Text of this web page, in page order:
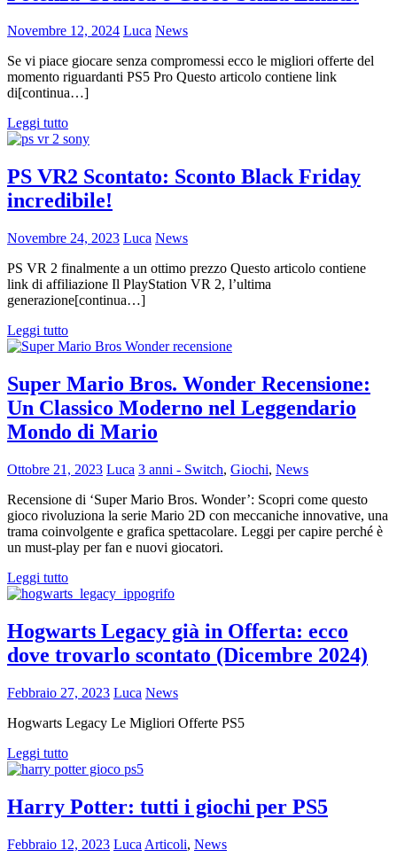
Novembre 12, 2024 Luca News
Se vi piace giocare senza compromessi ecco le migliori offerte del
momento riguardanti PS5 Pro Questo articolo contiene link
di[continua…]
Leggi tutto
PS VR2 Scontato: Sconto Black Friday
incredibile!
Novembre 24, 2023 Luca News
PS VR 2 finalmente a un ottimo prezzo Questo articolo contiene
link di affiliazione Il PlayStation VR 2, l’ultima
generazione[continua…]
Leggi tutto
Super Mario Bros. Wonder Recensione:
Un Classico Moderno nel Leggendario
Mondo di Mario
Ottobre 21, 2023 Luca 3 anni - Switch, Giochi, News
Recensione di ‘Super Mario Bros. Wonder’: Scopri come questo
gioco rivoluziona la serie Mario 2D con meccaniche innovative, una
trama coinvolgente e grafica spettacolare. Leggi per capire perché è
un must-play per fan e nuovi giocatori.
Leggi tutto
Hogwarts Legacy già in Offerta: ecco
dove trovarlo scontato (Dicembre 2024)
Febbraio 27, 2023 Luca News
Hogwarts Legacy Le Migliori Offerte PS5
Leggi tutto
Harry Potter: tutti i giochi per PS5
Febbraio 12, 2023 Luca Articoli, News